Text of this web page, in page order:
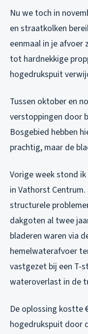
Nu we toch in
en straatkolken
eenmaal in je afvoer
tot hardnekkige
hogedrukspuit
Tussen oktober en
verstoppingen door
Bosgebied hebben
prachtig, maar de
Vorige week stond
in Vathorst Centrum.
structurele
dakgoten al twee
bladeren waren via
hemelwaterafvoer
vastgezet bij een T-
wateroverlast in de
De oplossing kostte
hogedrukspuit door